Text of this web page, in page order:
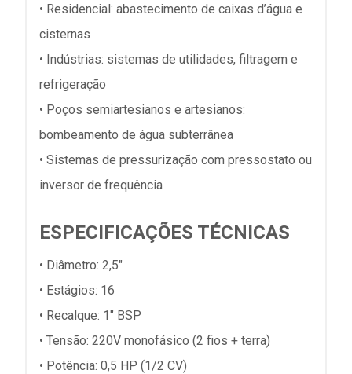
• Residencial: abastecimento de caixas d’água e
cisternas
• Indústrias: sistemas de utilidades, filtragem e
refrigeração
• Poços semiartesianos e artesianos:
bombeamento de água subterrânea
• Sistemas de pressurização com pressostato ou
inversor de frequência
ESPECIFICAÇÕES TÉCNICAS
• Diâmetro: 2,5"
• Estágios: 16
• Recalque: 1" BSP
• Tensão: 220V monofásico (2 fios + terra)
• Potência: 0,5 HP (1/2 CV)